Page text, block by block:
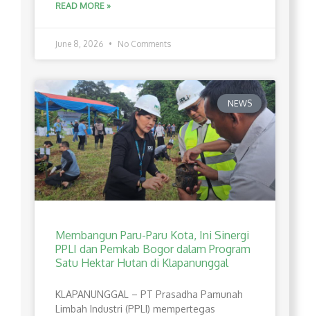
READ MORE »
June 8, 2026 No Comments
NEWS
Membangun Paru-Paru Kota, Ini Sinergi
PPLI dan Pemkab Bogor dalam Program
Satu Hektar Hutan di Klapanunggal
​KLAPANUNGGAL – PT Prasadha Pamunah
Limbah Industri (PPLI) mempertegas